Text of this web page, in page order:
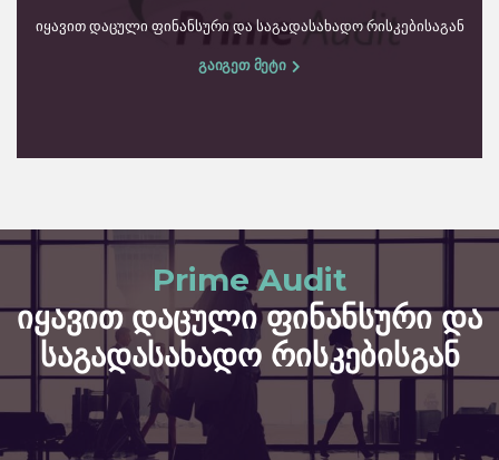
იყავით დაცული ფინანსური და საგადასახადო რისკებისაგან
გაიგეთ მეტი
Prime Audit
იყავით დაცული ფინანსური და
საგადასახადო რისკებისგან